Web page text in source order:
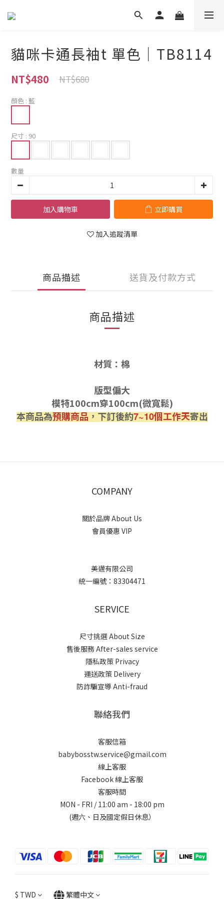
貓咪卡通長袖t 單色｜TB8114
NT$480 NT$680
顏色 : 藍
尺寸 : 90
數量
加入購物車 立即購買
加入追蹤清單
商品描述 送貨及付款方式
商品描述
材質：棉
版型偏大
模特100cm穿100cm(微寬鬆)
本商品為預購商品，下訂後約7~10個工作天寄出
COMPANY
關於品牌 About Us
會員優惠 VIP
美邁有限公司
統一編號：83304471
SERVICE
尺寸挑選 About Size
售後服務 After-sales service
隱私政策 Privacy
運送政策 Delivery
防詐騙宣導 Anti-fraud
聯絡我們
客服信箱
babybosstw.service@gmail.com
線上客服
Facebook 線上客服
客服時間
MON - FRI / 11:00 am - 18:00 pm
(週六、日及國定假日休息）
$ TWD 繁體中文